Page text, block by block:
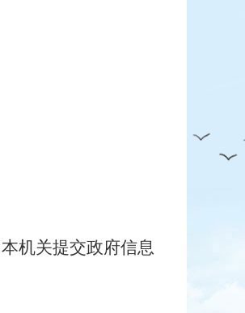
机关提交政府信息